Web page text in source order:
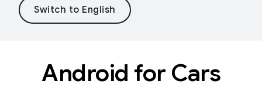
Android for Cars